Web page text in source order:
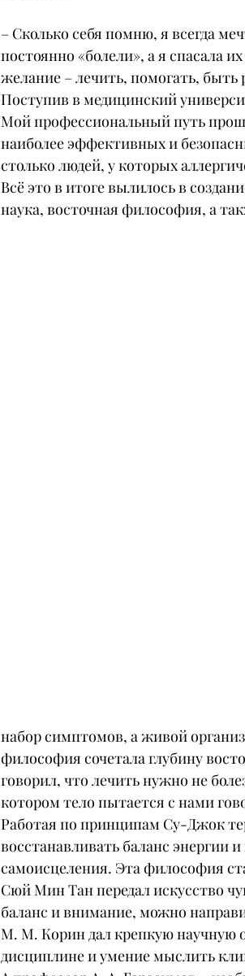
– Сколько себя помню, я всегда
постоянно «болели», а я спасала
желание – лечить, помогать, быть
Поступив в медицинский
Мой профессиональный путь
наиболее эффективных и
столько людей, у которых
Всё это в итоге вылилось в
наука, восточная философия, а
набор симптомов, а живой
философия сочетала глубину
говорил, что лечить нужно не
котором тело пытается с нами
Работая по принципам Су-Джок
восстанавливать баланс энергии
самоисцеления. Эта философия
Сюй Мин Тан передал искусство
баланс и внимание, можно
М. М. Корин дал крепкую научную
дисциплине и умение мыслить